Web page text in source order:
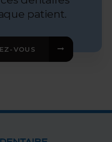
patient.
VOUS